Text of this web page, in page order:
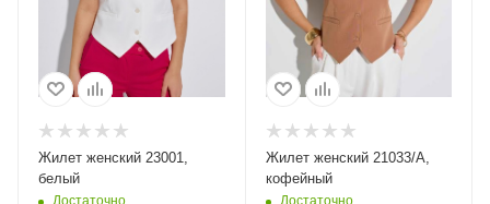
Жилет женский 23001,
белый
Достаточно
Жилет женский 21033/А,
кофейный
Достаточно